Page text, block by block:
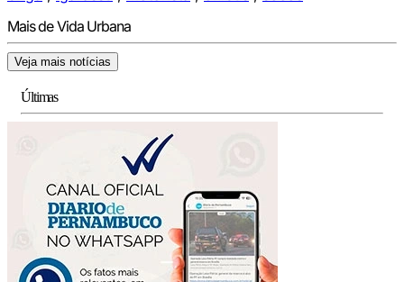
Mais de Vida Urbana
Veja mais notícias
Últimas